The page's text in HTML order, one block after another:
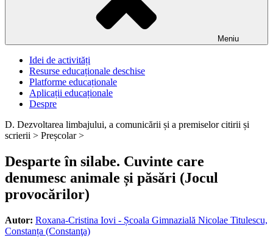
Meniu
Idei de activități
Resurse educaționale deschise
Platforme educaționale
Aplicații educaționale
Despre
D. Dezvoltarea limbajului, a comunicării și a premiselor citirii și
scrierii > Preșcolar >
Desparte în silabe. Cuvinte care
denumesc animale și păsări (Jocul
provocărilor)
Autor: Roxana-Cristina Iovi - Școala Gimnazială Nicolae Titulescu,
Constanța (Constanţa)